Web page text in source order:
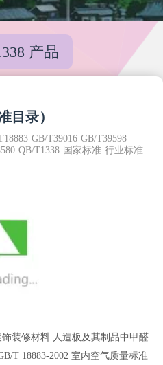
产品
目录）
GB/T39016 GB/T39598
QB/T1338 国家标准 行业标准